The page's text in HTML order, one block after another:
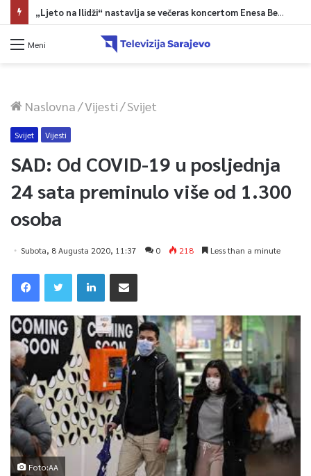
„Ljeto na Ilidži“ nastavlja se večeras koncertom Enesa Begovića
Meni
Naslovna/Vijesti/Svijet
Svijet Vijesti
SAD: Od COVID-19 u posljednja
24 sata preminulo više od 1.300
osoba
Subota, 8 Augusta 2020, 11:37 0 218 Less than a minute
Foto:AA